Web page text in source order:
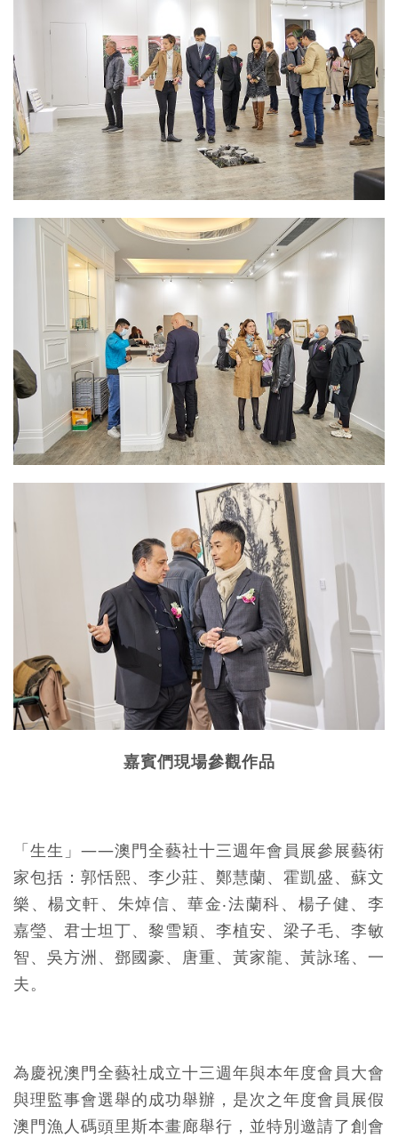
嘉賓們現場參觀作品
「生生」——澳門全藝社十三週年會員展參展藝術
家包括：郭恬熙、李少莊、鄭慧蘭、霍凱盛、蘇文
樂、楊文軒、朱焯信、華金‧法蘭科、楊子健、李
嘉瑩、君士坦丁、黎雪穎、李植安、梁子毛、李敏
智、吳方洲、鄧國豪、唐重、黃家龍、黃詠瑤、一
夫。
為慶祝澳門全藝社成立十三週年與本年度會員大會
與理監事會選舉的成功舉辦，是次之年度會員展假
澳門漁人碼頭里斯本畫廊舉行，並特別邀請了創會